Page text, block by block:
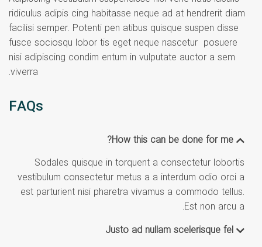
ridiculus adipis cing habitasse neque ad at hendrerit diam
facilisi semper. Potenti pen atibus quisque suspen disse
fusce sociosqu lobor tis eget neque nascetur posuere
nisi adipiscing condim entum in vulputate auctor a sem
viverra.
FAQs
How this can be done for me?
Sodales quisque in torquent a consectetur lobortis
vestibulum consectetur metus a a interdum odio orci a
est parturient nisi pharetra vivamus a commodo tellus.
Est non arcu a.
Justo ad nullam scelerisque fel